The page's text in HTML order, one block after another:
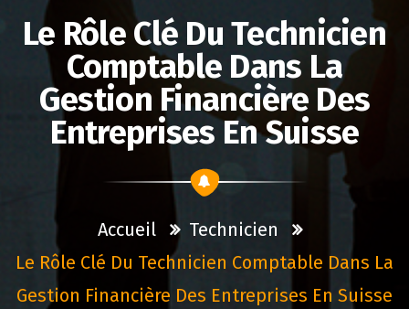
Le Rôle Clé Du Technicien
Comptable Dans La
Gestion Financière Des
Entreprises En Suisse
Accueil
Technicien
Le Rôle Clé Du Technicien Comptable Dans La
Gestion Financière Des Entreprises En Suisse